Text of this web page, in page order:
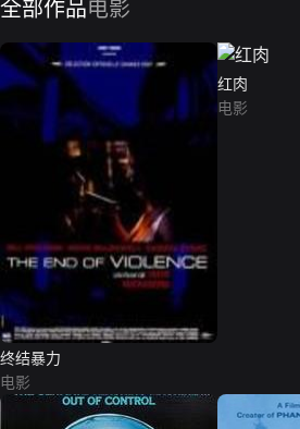
全部作品电影
终结暴力
电影
红肉
电影